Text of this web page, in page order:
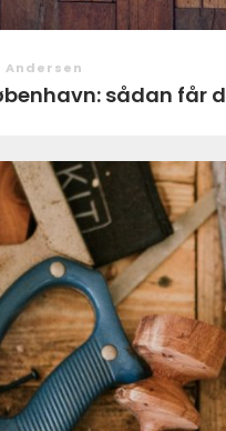
Andersen
sådan får